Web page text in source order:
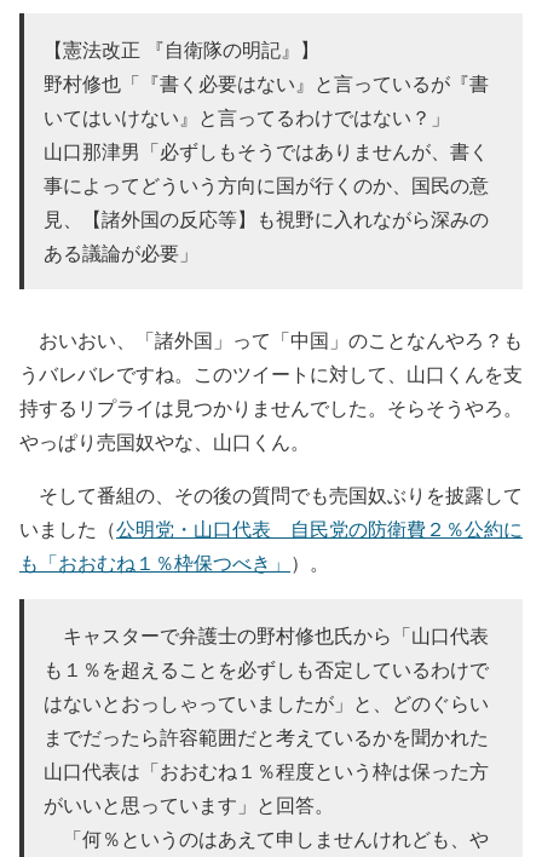
【憲法改正 『自衛隊の明記』】
野村修也「『書く必要はない』と言っているが『書
いてはいけない』と言ってるわけではない？」
山口那津男「必ずしもそうではありませんが、書く
事によってどういう方向に国が行くのか、国民の意
見、【諸外国の反応等】も視野に入れながら深みの
ある議論が必要」
おいおい、「諸外国」って「中国」のことなんやろ？も
うバレバレですね。このツイートに対して、山口くんを支
持するリプライは見つかりませんでした。そらそうやろ。
やっぱり売国奴やな、山口くん。
そして番組の、その後の質問でも売国奴ぶりを披露して
いました（公明党・山口代表 自民党の防衛費２％公約に
も「おおむね１％枠保つべき」 ）。
キャスターで弁護士の野村修也氏から「山口代表
も１％を超えることを必ずしも否定しているわけで
はないとおっしゃっていましたが」と、どのぐらい
までだったら許容範囲だと考えているかを聞かれた
山口代表は「おおむね１％程度という枠は保った方
がいいと思っています」と回答。
「何％というのはあえて申しませんけれども、や